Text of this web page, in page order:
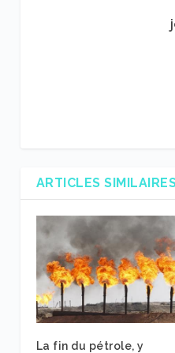
ARTICLES
La fin du pétrole, y